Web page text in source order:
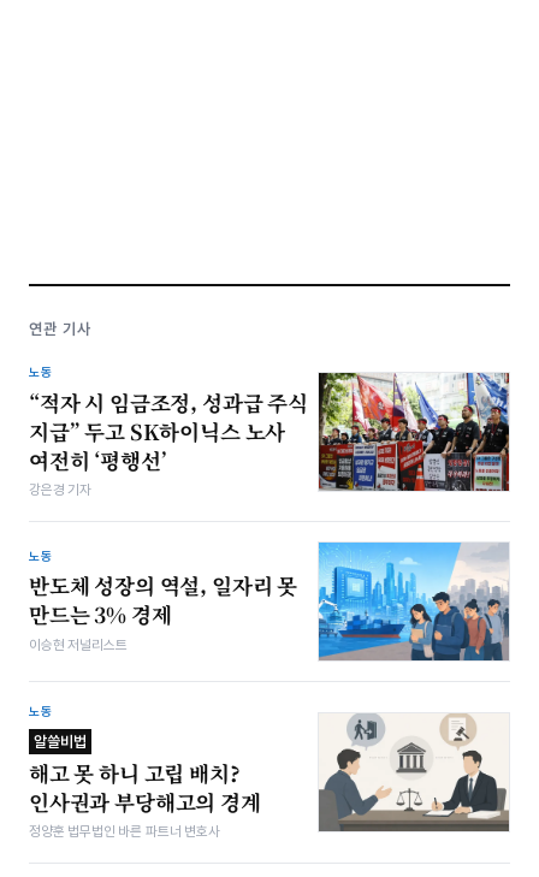
연관 기사
노동
“적자 시 임금조정, 성과급 주식
지급” 두고 SK하이닉스 노사
여전히 ‘평행선’
강은경 기자
노동
반도체 성장의 역설, 일자리 못
만드는 3% 경제
이승현 저널리스트
노동
알쓸비법
해고 못 하니 고립 배치?
인사권과 부당해고의 경계
정양훈 법무법인 바른 파트너 변호사